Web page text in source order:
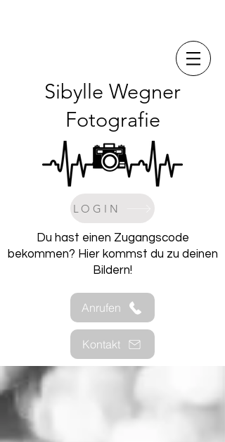
Sibylle Wegner
Fotografie
LOGIN
Du hast einen Zugangscode
bekommen? Hier kommst du zu deinen
Bildern!
Anrufen
Kontakt